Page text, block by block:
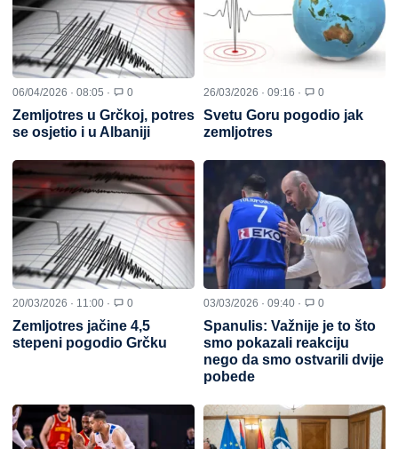
06/04/2026 · 08:05 · 0
Zemljotres u Grčkoj, potres
se osjetio i u Albaniji
26/03/2026 · 09:16 · 0
Svetu Goru pogodio jak
zemljotres
20/03/2026 · 11:00 · 0
Zemljotres jačine 4,5
stepeni pogodio Grčku
03/03/2026 · 09:40 · 0
Spanulis: Važnije je to što
smo pokazali reakciju
nego da smo ostvarili dvije
pobede